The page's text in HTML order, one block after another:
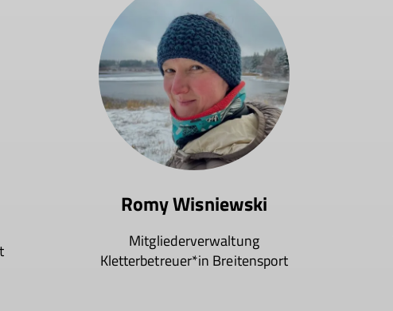
Romy Wisniewski
Mitgliederverwaltung
Kletterbetreuer*in Breitensport